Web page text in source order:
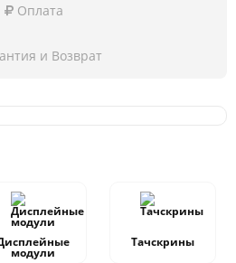
Оплата
и Возврат
модули
Тачскрины